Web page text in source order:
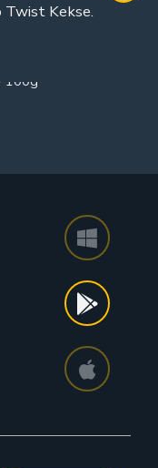
Twist Kekse.
100g